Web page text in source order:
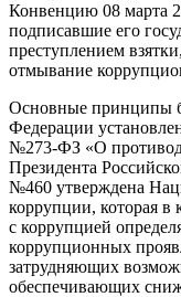
Конвенцию 08 марта
подписавшие его
преступлением
отмывание
Основные принципы
Федерации
№273-ФЗ «О
Президента
№460 утверждена
коррупции, которая в
с коррупцией
коррупционных
затрудняющих
обеспечивающих